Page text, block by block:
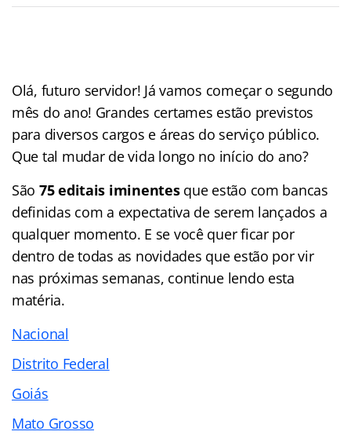
Olá, futuro servidor! Já vamos começar o segundo
mês do ano! Grandes certames estão previstos
para diversos cargos e áreas do serviço público.
Que tal mudar de vida longo no início do ano?
São 75 editais iminentesque estão com bancas
definidas com a expectativa de serem lançados a
qualquer momento. E se você quer ficar por
dentro de todas as novidades que estão por vir
nas próximas semanas, continue lendo esta
matéria.
Nacional
Distrito Federal
Goiás
Mato Grosso